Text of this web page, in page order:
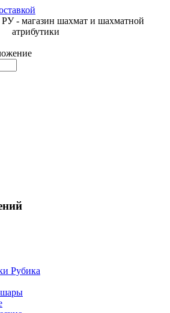
- магазин шахмат и шахматной
атрибутики
Рубика